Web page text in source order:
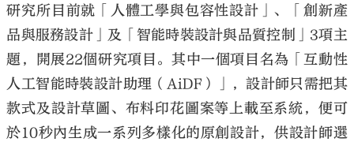
研究所目前就「人體工學與包容性設計」、「創新產
品與服務設計」及「智能時裝設計與品質控制」3項主
題，開展22個研究項目。其中一個項目名為「互動性
人工智能時裝設計助理（AiDF）」，設計師只需把其
款式及設計草圖、布料印花圖案等上載至系統，便可
於10秒內生成一系列多樣化的原創設計，供設計師選